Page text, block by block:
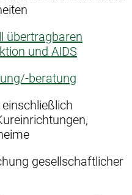
übertragbaren
und AIDS
beratung
gesellschaftlicher